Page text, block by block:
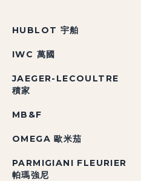
HUBLOT 宇舶
IWC 萬國
JAEGER-LECOULTRE
積家
MB&F
OMEGA 歐米茄
PARMIGIANI FLEURIER
帕瑪強尼